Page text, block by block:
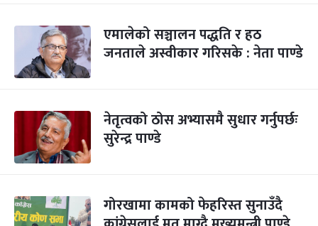
एमालेको सञ्चालन पद्धति र हठ
जनताले अस्वीकार गरिसके : नेता पाण्डे
नेतृत्वको ठोस अभ्यासमै सुधार गर्नुपर्छः
सुरेन्द्र पाण्डे
गोरखामा कामको फेहरिस्त सुनाउँदै